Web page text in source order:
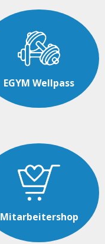
EGYM Wellpass
Mitarbeitershop